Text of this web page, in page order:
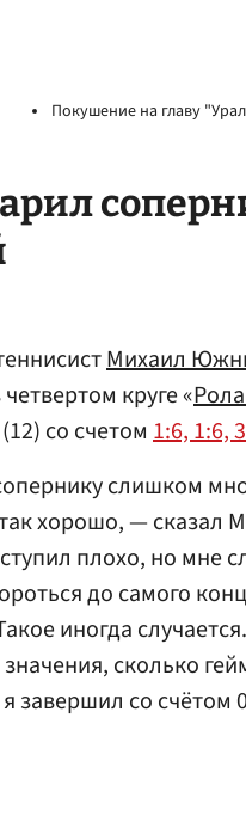
Покушение на главу
Михаил
круге «
(12) со счетом 1:6, 1:6,
слишком
хорошо, — сказал
плохо, но мне
до самого
иногда
сколько
завершил со счётом